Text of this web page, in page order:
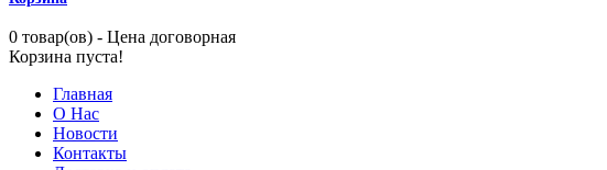
0 товар(ов) - Цена договорная
Корзина пуста!
Главная
О Нас
Новости
Контакты